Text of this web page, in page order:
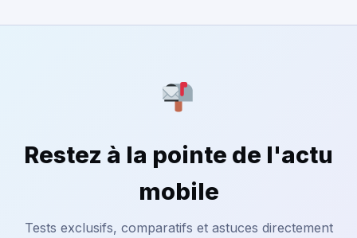
Restez à la pointe de l'actu
mobile
Tests exclusifs, comparatifs et astuces directement